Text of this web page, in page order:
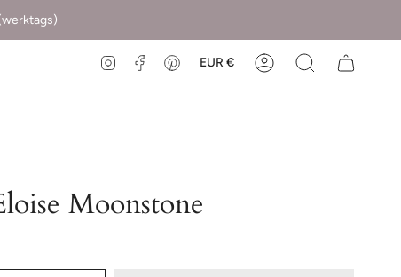
InstagramFacebookPinterestEUR €
Moonstone